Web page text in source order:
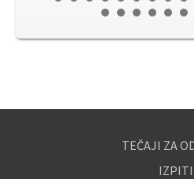
TEČAJI ZA
IZPITI